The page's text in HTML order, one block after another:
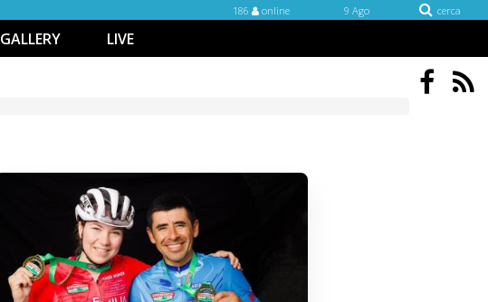
cerca
9 Ago
186 online
GALLERY LIVE